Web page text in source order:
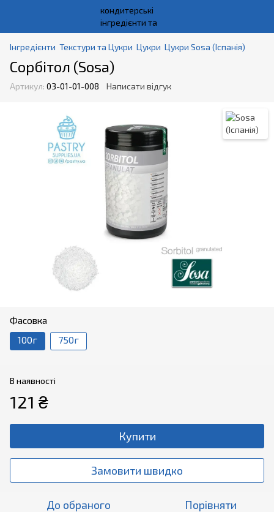
Інгредієнти Текстури та Цукри Цукри Цукри Sosa (Іспанія)
Сорбітол (Sosa)
Артикул: 03-01-01-008 Написати відгук
Фасовка
100г 750г
В наявності
121 ₴
Купити
Замовити швидко
До обраного Порівняти